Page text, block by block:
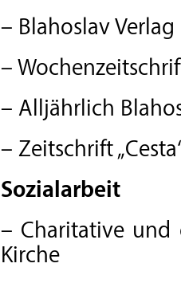
– Blahoslav Verlag
–
– Alljährlich
– Zeitschrift
Sozialarbeit
– Charitative und
Kirche